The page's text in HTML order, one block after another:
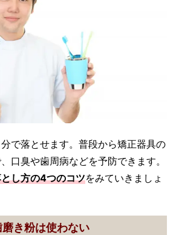
で落とせます。普段から矯正器具の
口臭や歯周病などを予防できます。
し方の4つのコツをみていきましょ
磨き粉は使わない